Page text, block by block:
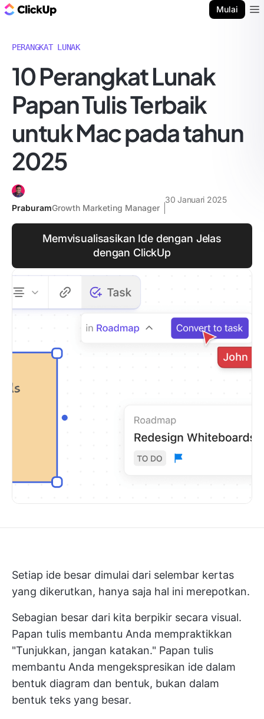
Mulai
PERANGKAT LUNAK
10 Perangkat Lunak
Papan Tulis Terbaik
untuk Mac pada tahun
2025
PraburamGrowth Marketing Manager
30 Januari 2025
Memvisualisasikan Ide dengan Jelas
dengan ClickUp
Setiap ide besar dimulai dari selembar kertas
yang dikerutkan, hanya saja hal ini merepotkan.
Sebagian besar dari kita berpikir secara visual.
Papan tulis membantu Anda mempraktikkan
"Tunjukkan, jangan katakan." Papan tulis
membantu Anda mengekspresikan ide dalam
bentuk diagram dan bentuk, bukan dalam
bentuk teks yang besar.